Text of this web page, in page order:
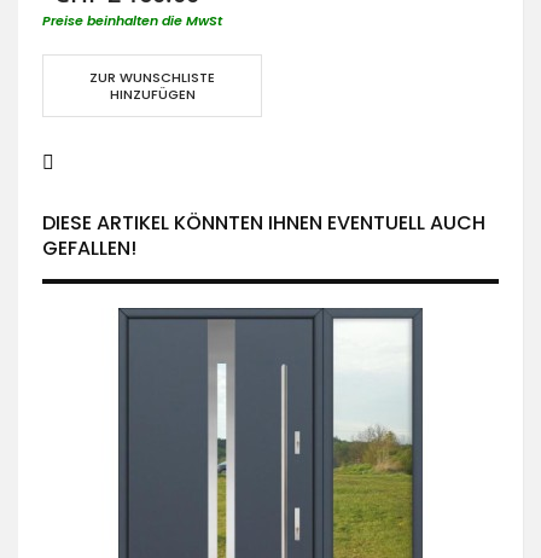
Preise beinhalten die MwSt
ZUR WUNSCHLISTE
HINZUFÜGEN
DIESE ARTIKEL KÖNNTEN IHNEN EVENTUELL AUCH
GEFALLEN!